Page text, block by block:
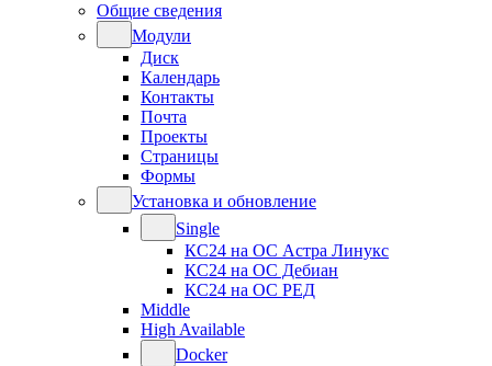
Общие сведения
Модули
Диск
Календарь
Контакты
Почта
Проекты
Страницы
Формы
Установка и обновление
Single
КС24 на ОС Астра Линукс
КС24 на ОС Дебиан
КС24 на ОС РЕД
Middle
High Available
Docker